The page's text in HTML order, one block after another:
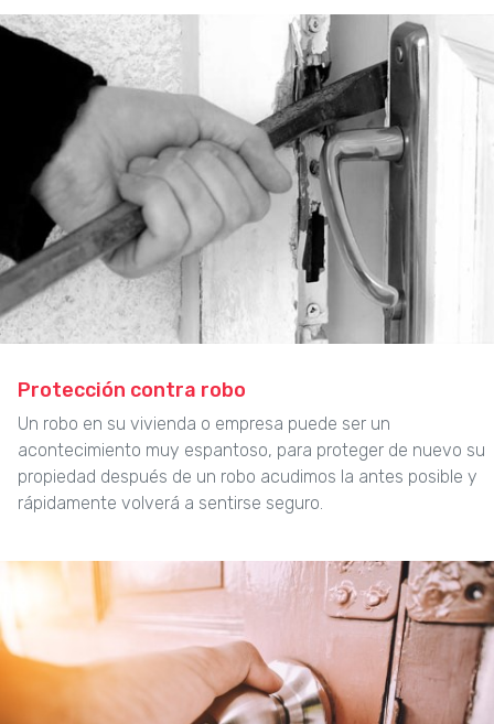
Protección contra robo
Un robo en su vivienda o empresa puede ser un
acontecimiento muy espantoso, para proteger de nuevo su
propiedad después de un robo acudimos la antes posible y
rápidamente volverá a sentirse seguro.